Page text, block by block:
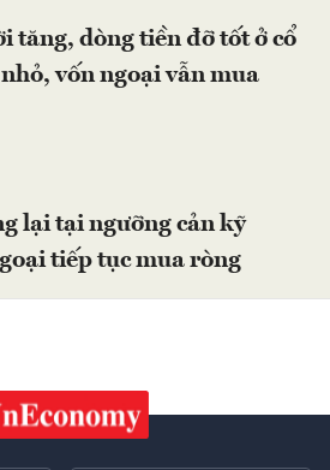
tăng, dòng tiền đỡ tốt ở cổ
vốn ngoại vẫn mua
lại tại ngưỡng cản kỹ
tiếp tục mua ròng